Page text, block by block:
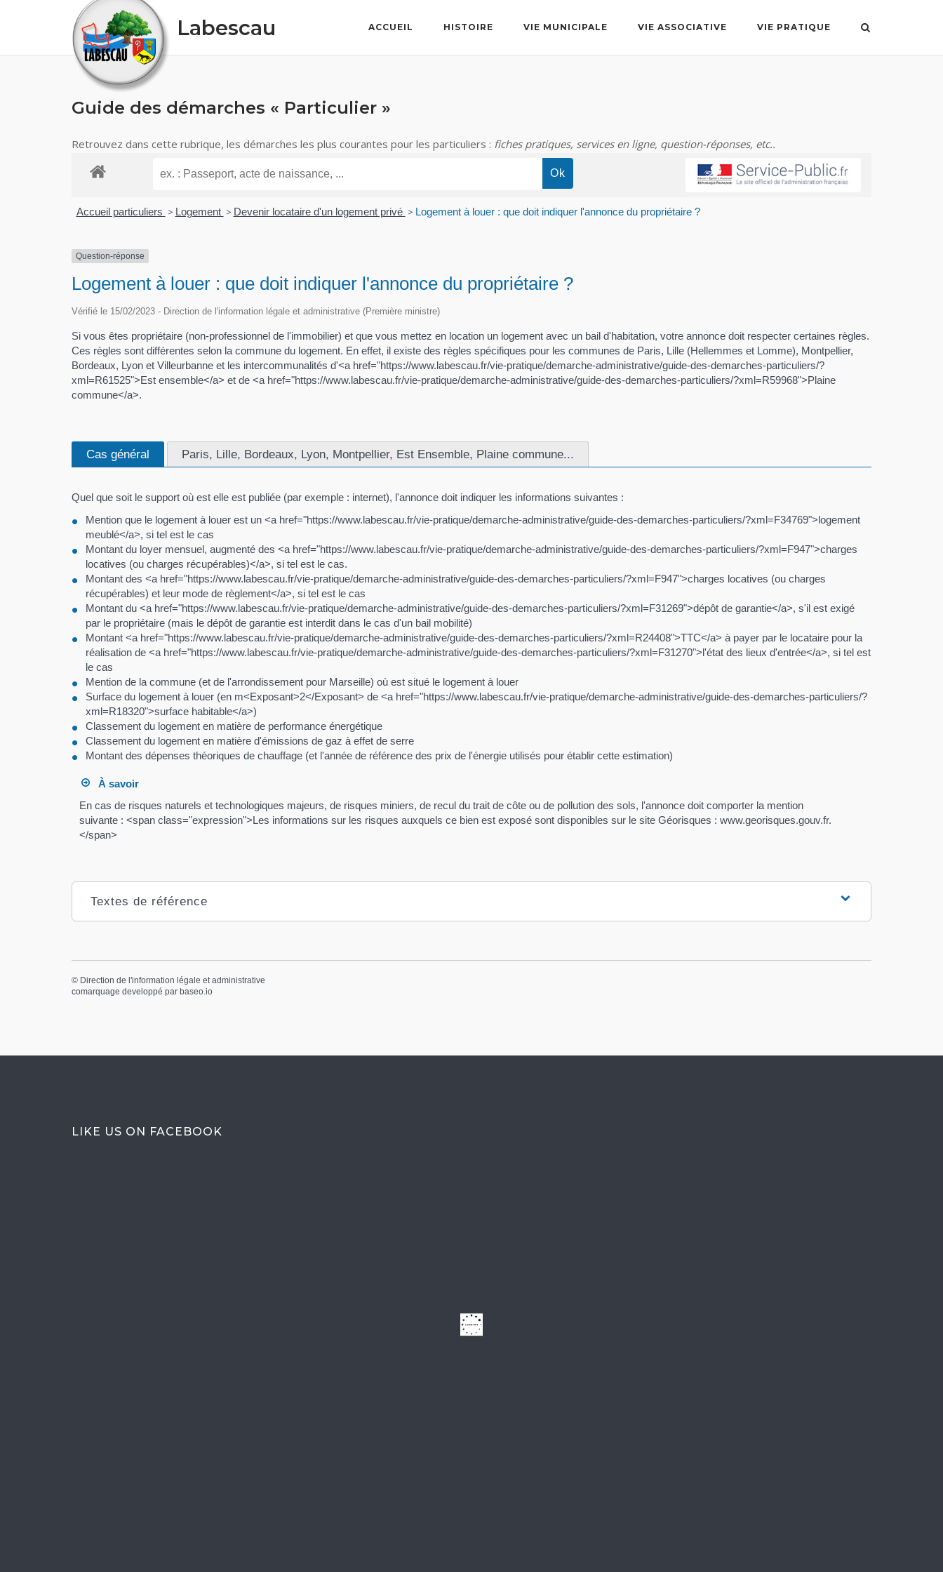
Labescau ACCUEIL HISTOIRE VIE MUNICIPALE VIE ASSOCIATIVE VIE PRATIQUE
Guide des démarches « Particulier »
Retrouvez dans cette rubrique, les démarches les plus courantes pour les particuliers : fiches pratiques, services en ligne, question-réponses, etc..
Accueil particuliers > Logement > Devenir locataire d'un logement privé > Logement à louer : que doit indiquer l'annonce du propriétaire ?
Question-réponse
Logement à louer : que doit indiquer l'annonce du propriétaire ?
Vérifié le 15/02/2023 - Direction de l'information légale et administrative (Première ministre)
Si vous êtes propriétaire (non-professionnel de l'immobilier) et que vous mettez en location un logement avec un bail d'habitation, votre annonce doit respecter certaines règles.
Ces règles sont différentes selon la commune du logement. En effet, il existe des règles spécifiques pour les communes de Paris, Lille (Hellemmes et Lomme), Montpellier,
Bordeaux, Lyon et Villeurbanne et les intercommunalités d'<a href="https://www.labescau.fr/vie-pratique/demarche-administrative/guide-des-demarches-particuliers/?
xml=R61525">Est ensemble</a> et de <a href="https://www.labescau.fr/vie-pratique/demarche-administrative/guide-des-demarches-particuliers/?xml=R59968">Plaine
commune</a>.
Cas général Paris, Lille, Bordeaux, Lyon, Montpellier, Est Ensemble, Plaine commune...
Quel que soit le support où est elle est publiée (par exemple : internet), l'annonce doit indiquer les informations suivantes :
Mention que le logement à louer est un <a href="https://www.labescau.fr/vie-pratique/demarche-administrative/guide-des-demarches-particuliers/?xml=F34769">logement
meublé</a>, si tel est le cas
Montant du loyer mensuel, augmenté des <a href="https://www.labescau.fr/vie-pratique/demarche-administrative/guide-des-demarches-particuliers/?xml=F947">charges
locatives (ou charges récupérables)</a>, si tel est le cas.
Montant des <a href="https://www.labescau.fr/vie-pratique/demarche-administrative/guide-des-demarches-particuliers/?xml=F947">charges locatives (ou charges
récupérables) et leur mode de règlement</a>, si tel est le cas
Montant du <a href="https://www.labescau.fr/vie-pratique/demarche-administrative/guide-des-demarches-particuliers/?xml=F31269">dépôt de garantie</a>, s'il est exigé
par le propriétaire (mais le dépôt de garantie est interdit dans le cas d'un bail mobilité)
Montant <a href="https://www.labescau.fr/vie-pratique/demarche-administrative/guide-des-demarches-particuliers/?xml=R24408">TTC</a> à payer par le locataire pour la
réalisation de <a href="https://www.labescau.fr/vie-pratique/demarche-administrative/guide-des-demarches-particuliers/?xml=F31270">l'état des lieux d'entrée</a>, si tel est
le cas
Mention de la commune (et de l'arrondissement pour Marseille) où est situé le logement à louer
Surface du logement à louer (en m<Exposant>2</Exposant> de <a href="https://www.labescau.fr/vie-pratique/demarche-administrative/guide-des-demarches-particuliers/?
xml=R18320">surface habitable</a>)
Classement du logement en matière de performance énergétique
Classement du logement en matière d'émissions de gaz à effet de serre
Montant des dépenses théoriques de chauffage (et l'année de référence des prix de l'énergie utilisés pour établir cette estimation)
À savoir
En cas de risques naturels et technologiques majeurs, de risques miniers, de recul du trait de côte ou de pollution des sols, l'annonce doit comporter la mention
suivante : <span class="expression">Les informations sur les risques auxquels ce bien est exposé sont disponibles sur le site Géorisques : www.georisques.gouv.fr.
</span>
Textes de référence
© Direction de l'information légale et administrative
comarquage developpé par baseo.io
LIKE US ON FACEBOOK